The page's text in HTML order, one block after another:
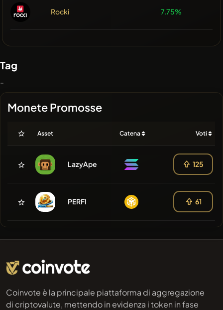
Rocki 7.75%
Tag
-
Monete Promosse
Asset Catena Voti
LazyApe 125
PERFI 61
Coinvote è la principale piattaforma di aggregazione
di criptovalute, mettendo in evidenza i token in fase